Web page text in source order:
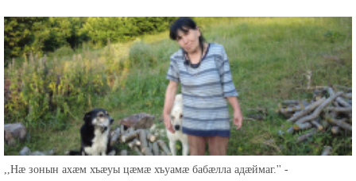
,,Нæ зонын ахæм хъæуы цæмæ хъуамæ бабæлла адæймаг.'' -